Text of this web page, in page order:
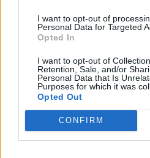
I want to opt-out of
Personal Data for Targeted
Opted In
I want to opt-out of
Retention, Sale, and/or
Personal Data that Is
Purposes for which it was
Opted Out
CONFIRM
Σούπερ Καπ: Ελεύθερη η πώληση
Super Cup: Ο Παπαπέτρου
Χανιά: Δίκτυο 62
δωρεάν πόσιμο νερό σε